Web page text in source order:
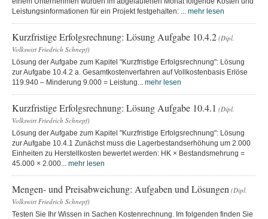
Leistungsinformationen für ein Projekt festgehalten: ... mehr lesen
Kurzfristige Erfolgsrechnung: Lösung Aufgabe 10.4.2 (Dipl.
Volkswirt Friedrich Schnepf)
Lösung der Aufgabe zum Kapitel "Kurzfristige Erfolgsrechnung": Lösung
zur Aufgabe 10.4.2 a. Gesamtkostenverfahren auf Vollkostenbasis Erlöse
119.940 – Minderung 9.000 = Leistung... mehr lesen
Kurzfristige Erfolgsrechnung: Lösung Aufgabe 10.4.1 (Dipl.
Volkswirt Friedrich Schnepf)
Lösung der Aufgabe zum Kapitel "Kurzfristige Erfolgsrechnung": Lösung
zur Aufgabe 10.4.1 Zunächst muss die Lagerbestandserhöhung um 2.000
Einheiten zu Herstellkosten bewertet werden: HK × Bestandsmehrung =
45.000 × 2.000... mehr lesen
Mengen- und Preisabweichung: Aufgaben und Lösungen (Dipl.
Volkswirt Friedrich Schnepf)
Testen Sie Ihr Wissen in Sachen Kostenrechnung. Im folgenden finden Sie